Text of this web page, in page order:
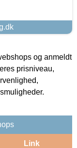
og anmeldt
prisniveau,
Link